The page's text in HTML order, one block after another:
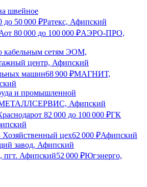
швейное
до 50 000 ₽Ратекс, Афипский
от 80 000 до 100 000 ₽АЭРО-ПРО,
кабельным сетям ЭОМ,
центр, Афипский
машин68 900 ₽МАГНИТ,
и промышленной
Афипский
от 82 000 до 100 000 ₽ГК
цех62 000 ₽Афипский
завод, Афипский
пгт. Афипский52 000 ₽Югэнерго,